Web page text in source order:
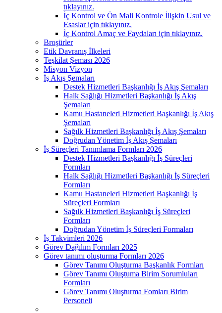
tıklayınız.
İç Kontrol ve Ön Mali Kontrole İlişkin Usul ve
Esaslar için tıklayınız.
İç Kontrol Amaç ve Faydaları için tıklayınız.
Broşürler
Etik Davranış İlkeleri
Teşkilat Şeması 2026
Misyon Vizyon
İş Akış Şemaları
Destek Hizmetleri Başkanlığı İş Akış Şemaları
Halk Sağlığı Hizmetleri Başkanlığı İş Akış
Şemaları
Kamu Hastaneleri Hizmetleri Başkanlığı İş Akış
Şemaları
Sağılk Hizmetleri Başkanlığı İş Akış Şemaları
Doğrudan Yönetim İş Akış Şemaları
İş Süreçleri Tanımlama Formları 2026
Destek Hizmetleri Başkanlığı İş Süreçleri
Formları
Halk Sağlığı Hizmetleri Başkanlığı İş Süreçleri
Formları
Kamu Hastaneleri Hizmetleri Başkanlığı İş
Süreçleri Formları
Sağılk Hizmetleri Başkanlığı İş Süreçleri
Formları
Doğrudan Yönetim İş Süreçleri Formaları
İş Takvimleri 2026
Görev Dağılım Formları 2025
Görev tanımı oluşturma Formları 2026
Görev Tanımı Oluşturma Başkanlık Formları
Görev Tanımı Oluştuma Birim Sorumluları
Formları
Görev Tanımı Oluşturma Fomları Birim
Personeli